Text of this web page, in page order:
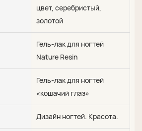
цвет, серебристый,
золотой
Гель-лак для ногтей
Nature Resin
Гель-лак для ногтей
«кошачий глаз»
Дизайн ногтей. Красота.